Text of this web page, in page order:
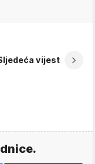
vijest